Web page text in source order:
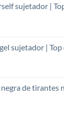
sujetador |
sujetador |
de tirantes